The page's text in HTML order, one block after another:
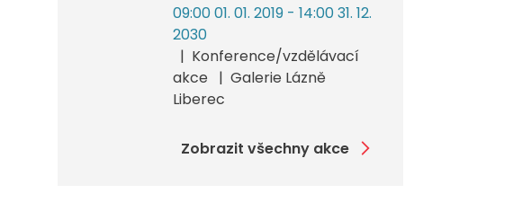
09:00 01. 01. 2019 - 14:00 31. 12.
2030
Konference/vzdělávací
akce
Galerie Lázně
Liberec
Zobrazit všechny akce